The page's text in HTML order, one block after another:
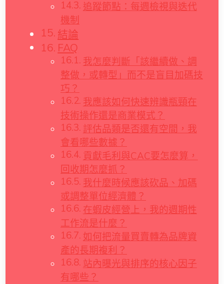
追蹤節點：每週檢視與迭代
機制
結論
FAQ
我怎麼判斷「該繼續做、調
整做，或轉型」而不是盲目加碼技
巧？
我應該如何快速辨識瓶頸在
技術操作還是商業模式？
評估品類是否還有空間，我
會看哪些數據？
貢獻毛利與CAC要怎麼算，
回收期怎麼抓？
我什麼時候應該砍品、加碼
或調整單位經濟體？
在蝦皮經營上，我的週期性
工作流是什麼？
如何把流量買賣轉為品牌資
產的長期複利？
站內曝光與排序的核心因子
有哪些？